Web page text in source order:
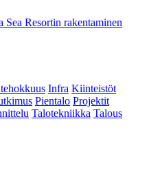
Resortin rakentaminen
Infra Kiinteistöt
Pientalo Projektit
Talotekniikka Talous